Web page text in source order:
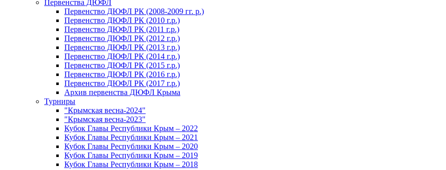
Первенства ДЮФЛ
Первенство ДЮФЛ РК (2008-2009 гг. р.)
Первенство ДЮФЛ РК (2010 г.р.)
Первенство ДЮФЛ РК (2011 г.р.)
Первенство ДЮФЛ РК (2012 г.р.)
Первенство ДЮФЛ РК (2013 г.р.)
Первенство ДЮФЛ РК (2014 г.р.)
Первенство ДЮФЛ РК (2015 г.р.)
Первенство ДЮФЛ РК (2016 г.р.)
Первенство ДЮФЛ РК (2017 г.р.)
Архив первенства ДЮФЛ Крыма
Турниры
"Крымская весна-2024"
"Крымская весна-2023"
Кубок Главы Республики Крым – 2022
Кубок Главы Республики Крым – 2021
Кубок Главы Республики Крым – 2020
Кубок Главы Республики Крым – 2019
Кубок Главы Республики Крым – 2018